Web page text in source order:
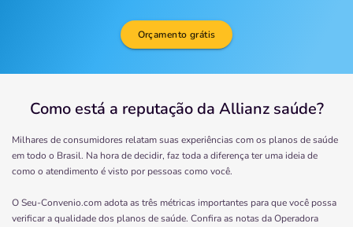
Orçamento grátis
Como está a reputação da Allianz saúde?
Milhares de consumidores relatam suas experiências com os planos de saúde
em todo o Brasil. Na hora de decidir, faz toda a diferença ter uma ideia de
como o atendimento é visto por pessoas como você.
O Seu-Convenio.com adota as três métricas importantes para que você possa
verificar a qualidade dos planos de saúde. Confira as notas da Operadora